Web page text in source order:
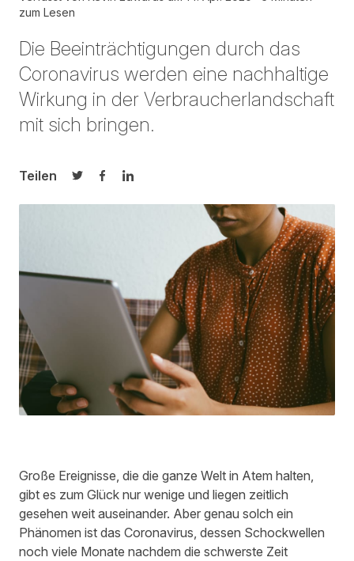
zum Lesen
Die Beeinträchtigungen durch das
Coronavirus werden eine nachhaltige
Wirkung in der Verbraucherlandschaft
mit sich bringen.
Teilen
Auf Twitter teilen
Auf Facebook teilen
Auf LinkedIn teilen
Große Ereignisse, die die ganze Welt in Atem halten,
gibt es zum Glück nur wenige und liegen zeitlich
gesehen weit auseinander. Aber genau solch ein
Phänomen ist das Coronavirus, dessen Schockwellen
noch viele Monate nachdem die schwerste Zeit